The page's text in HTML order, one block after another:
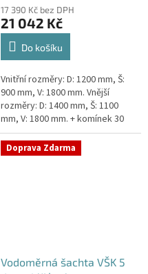
17 390 Kč bez DPH
21 042 Kč
Do košíku
Vnitřní rozměry: D: 1200 mm, Š:
900 mm, V: 1800 mm. Vnější
rozměry: D: 1400 mm, Š: 1100
mm, V: 1800 mm. + komínek 30
cm. Vodoměrná šachta k
obetonování - pojízdná i pod...
Doprava Zdarma
Vodoměrná šachta VŠK 5